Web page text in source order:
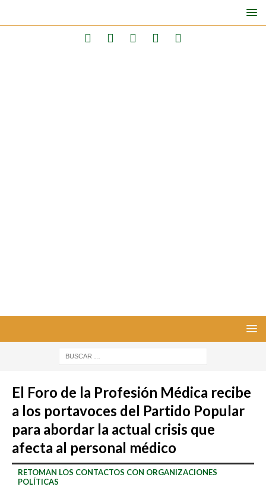
El Foro de la Profesión Médica recibe
a los portavoces del Partido Popular
para abordar la actual crisis que
afecta al personal médico
RETOMAN LOS CONTACTOS CON ORGANIZACIONES
POLÍTICAS